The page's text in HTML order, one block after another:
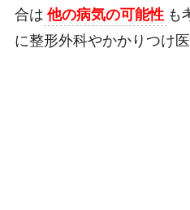
合は 他の病気の可能性 も
に整形外科やかかりつけ